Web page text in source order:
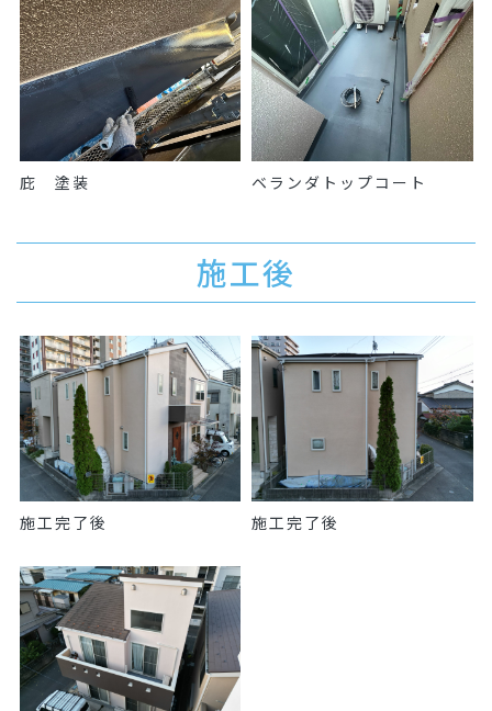
庇 塗装 ベランダトップコート
施工後
施工完了後 施工完了後